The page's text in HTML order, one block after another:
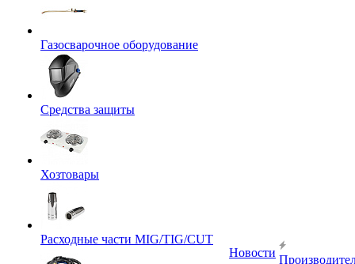
Газосварочное оборудование
Средства защиты
Хозтовары
Расходные части MIG/TIG/CUT
Новости